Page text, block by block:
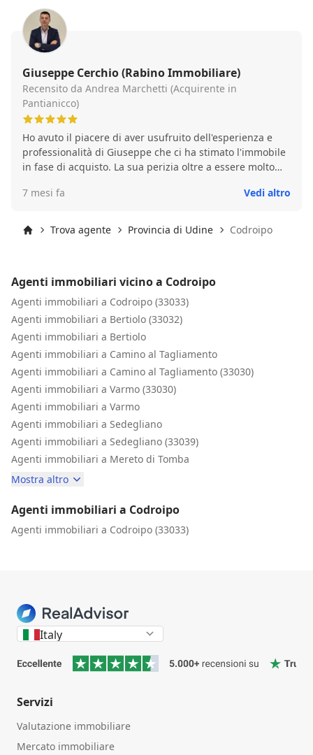
Giuseppe Cerchio (Rabino Immobiliare)
Recensito da Andrea Marchetti (Acquirente in
Pantianicco)
Ho avuto il piacere di aver usufruito dell'esperienza e
professionalità di Giuseppe che ci ha stimato l'immobile
in fase di acquisto. La sua perizia oltre a essere molto
merito alla imminente trattativa di acquisto. Consiglio
Cerchio dell'agenzia immobiliare Rabino che non potrà
che rendere più agevole la vostra trattativa in merito.
7 mesi fa Vedi altro
Trova agente Provincia di Udine Codroipo
Agenti immobiliari vicino a Codroipo
Agenti immobiliari a Codroipo (33033)
Agenti immobiliari a Bertiolo (33032)
Agenti immobiliari a Bertiolo
Agenti immobiliari a Camino al Tagliamento
Agenti immobiliari a Camino al Tagliamento (33030)
Agenti immobiliari a Varmo (33030)
Agenti immobiliari a Varmo
Agenti immobiliari a Sedegliano
Agenti immobiliari a Sedegliano (33039)
Agenti immobiliari a Mereto di Tomba
Mostra altro
Agenti immobiliari a Codroipo
Agenti immobiliari a Codroipo (33033)
Italy
Servizi
Valutazione immobiliare
Mercato immobiliare